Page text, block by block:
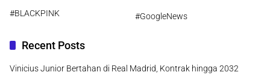
#BLACKPINK
#GoogleNews
Recent Posts
Vinicius Junior Bertahan di Real Madrid, Kontrak hingga 2032